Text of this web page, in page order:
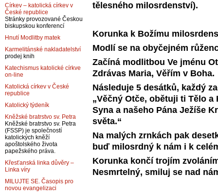
tělesného milosrdenství).
Korunka k Božímu
Modlí se na obyčejném
Začíná modlitbou Ve jménu
Zdrávas Maria, Věřím v Boha.
Následuje 5 desátků, každý
„Věčný Otče, obětuji ti Tělo
Syna a našeho Pána Ježíše
světa.“
Na malých zrnkách pak
buď milosrdný k nám i k
Korunka končí trojím
Nesmrtelný, smiluj se nad
Církev – katolická církev v
České republice
Stránky provozované Českou
biskupskou konferencí
Hnutí Modlitby matek
Karmelitánské nakladatelství
prodej knih
Katechismus katolické církve
on-line
Katolická církev v České
republice
Katolický týdeník
Kněžské bratrstvo sv. Petra
Kněžské bratrstvo sv. Petra
(FSSP) je společností
katolických kněží
apoštolského života
papežského práva.
Křesťanská linka důvěry –
Linka víry
MILUJTE SE. Časopis pro
novou evangelizaci